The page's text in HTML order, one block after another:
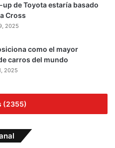
de Toyota estaría basado
Cross
2025
como el mayor
carros del mundo
2025
(2355)